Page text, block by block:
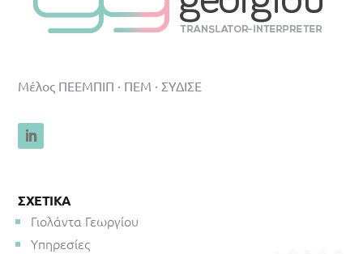
Μέλος ΠΕΕΜΠΙΠ · ΠΕΜ · ΣΥΔΙΣΕ
ΣΧΕΤΙΚΑ
Γιολάντα Γεωργίου
Υπηρεσίες